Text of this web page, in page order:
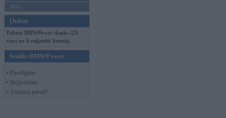
Moto
Online
Pašreiz BMWPower skatās 125
viesi un 6 reģistrēti lietotāji.
Ienākt BMWPower
• Pieslēgties
• Reģistrēties
• Aizmirsi paroli?